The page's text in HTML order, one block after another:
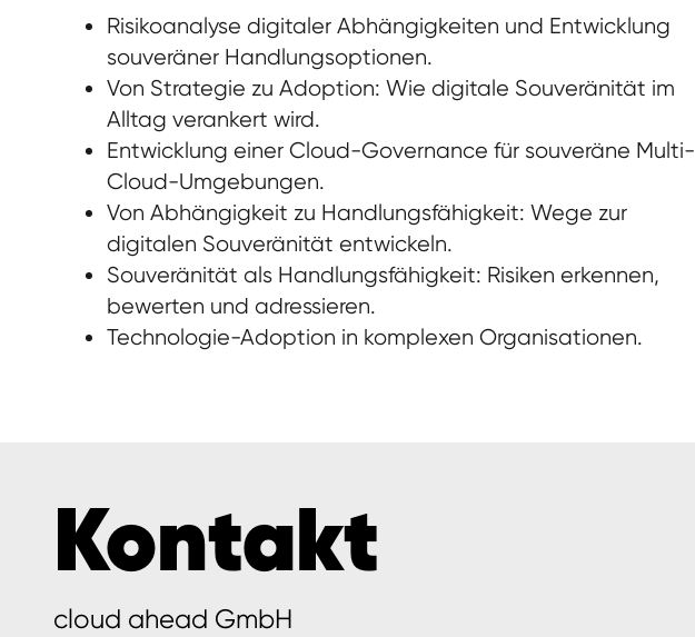
Risikoanalyse digitaler Abhängigkeiten und Entwicklung
souveräner Handlungsoptionen.
Von Strategie zu Adoption: Wie digitale Souveränität im
Alltag verankert wird.
Entwicklung einer Cloud-Governance für souveräne Multi-
Cloud-Umgebungen.
Von Abhängigkeit zu Handlungsfähigkeit: Wege zur
digitalen Souveränität entwickeln.
Souveränität als Handlungsfähigkeit: Risiken erkennen,
bewerten und adressieren.
Technologie-Adoption in komplexen Organisationen.
Kontakt
cloud ahead GmbH